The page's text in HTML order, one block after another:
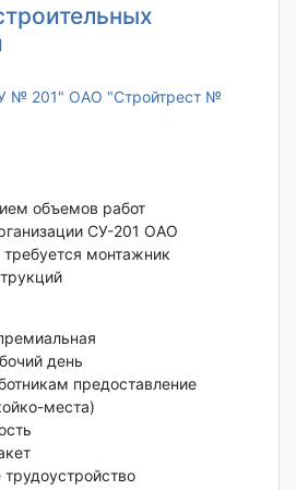
№ 201" ОАО "Стройтрест №
объемов работ
СУ-201 ОАО
монтажник
день
предоставление
места)